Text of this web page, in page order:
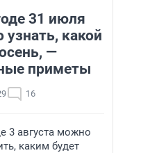
31 июля
какой
—
приметы
16
3 августа можно
каким будет